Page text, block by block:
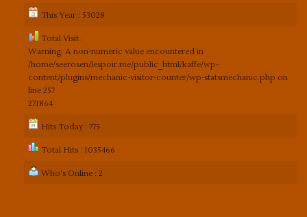
This Year : 53028
Total Visit :
Warning: A non-numeric value encountered in
/home/seerosen/lespoir.me/public_html/kaffe/wp-
content/plugins/mechanic-visitor-counter/wp-statsmechanic.php on
line 257
271864
Hits Today : 775
Total Hits : 1035466
Who's Online : 2